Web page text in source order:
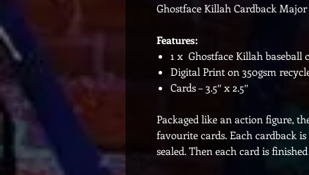
Ghostface Killah Cardback
Features:
1 x Ghostface Killah baseball
Digital Print on 350gsm
Cards – 3.5″ x 2.5″
Packaged like an action figure,
favourite cards. Each cardback
sealed. Then each card is